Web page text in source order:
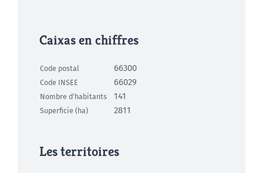
Caixas en chiffres
Code postal 66300
Code INSEE 66029
Nombre d'habitants 141
Superficie (ha) 2811
Les territoires